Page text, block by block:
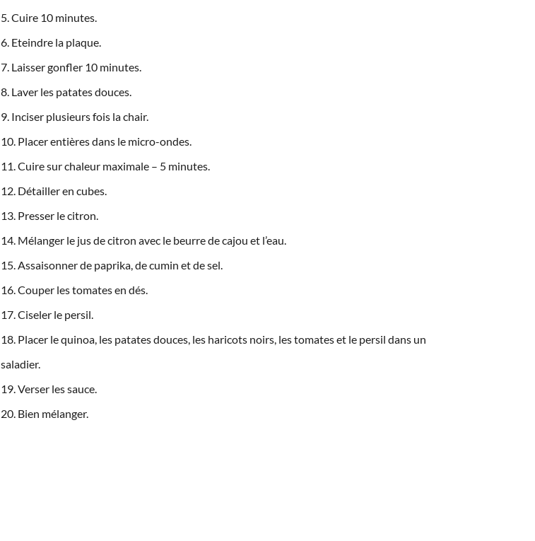
Cuire 10 minutes.
Eteindre la plaque.
Laisser gonfler 10 minutes.
Laver les patates douces.
Inciser plusieurs fois la chair.
Placer entières dans le micro-ondes.
Cuire sur chaleur maximale – 5 minutes.
Détailler en cubes.
Presser le citron.
Mélanger le jus de citron avec le beurre de cajou et l’eau.
Assaisonner de paprika, de cumin et de sel.
Couper les tomates en dés.
Ciseler le persil.
Placer le quinoa, les patates douces, les haricots noirs, les tomates et le persil dans un
saladier.
Verser les sauce.
Bien mélanger.